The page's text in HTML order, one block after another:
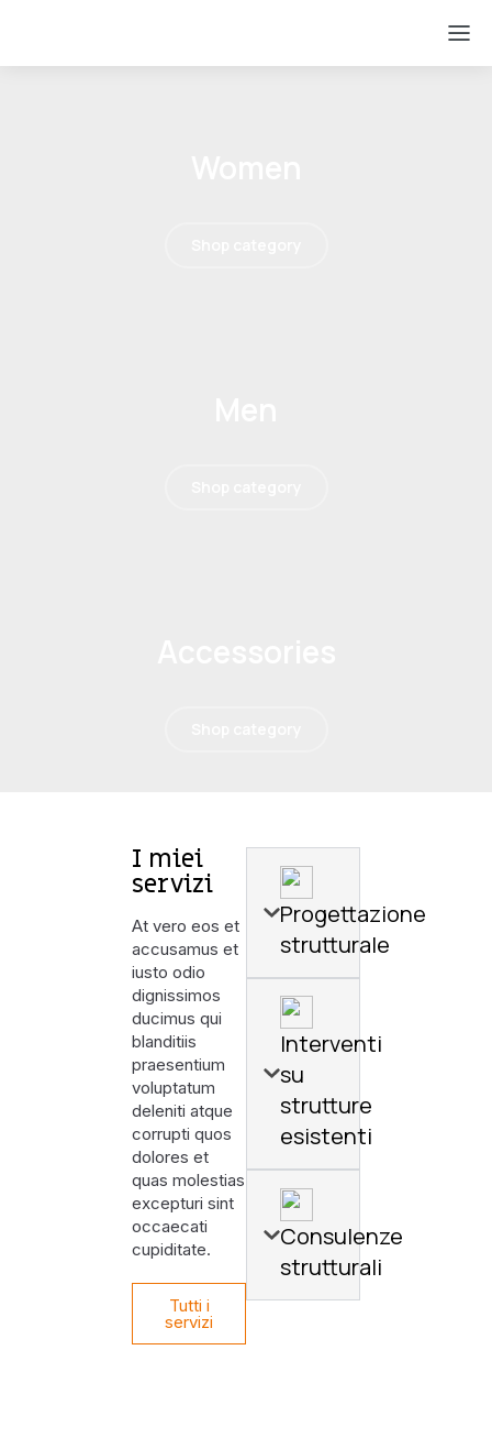
I miei
servizi
At vero eos et
accusamus et
iusto odio
dignissimos
ducimus qui
blanditiis
praesentium
voluptatum
deleniti atque
corrupti quos
dolores et
quas molestias
excepturi sint
occaecati
cupiditate.
Tutti i
servizi
Progettazione
strutturale
Interventi
su
strutture
esistenti
Consulenze
strutturali